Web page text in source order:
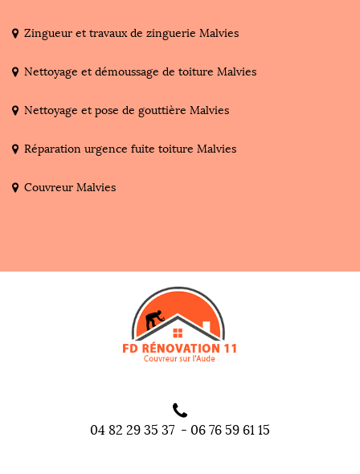
Zingueur et travaux de zinguerie Malvies
Nettoyage et démoussage de toiture Malvies
Nettoyage et pose de gouttière Malvies
Réparation urgence fuite toiture Malvies
Couvreur Malvies
04 82 29 35 37 - 06 76 59 61 15